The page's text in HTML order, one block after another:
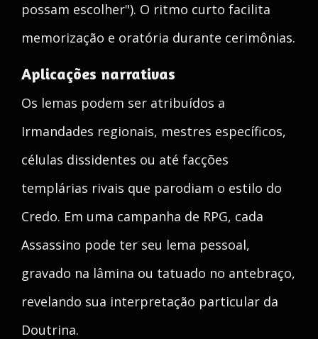
possam escolher"). O ritmo curto facilita
memorização e oratória durante cerimônias.
Aplicações narrativas
Os lemas podem ser atribuídos a
Irmandades regionais, mestres específicos,
células dissidentes ou até facções
templárias rivais que parodiam o estilo do
Credo. Em uma campanha de RPG, cada
Assassino pode ter seu lema pessoal,
gravado na lâmina ou tatuado no antebraço,
revelando sua interpretação particular da
Doutrina.